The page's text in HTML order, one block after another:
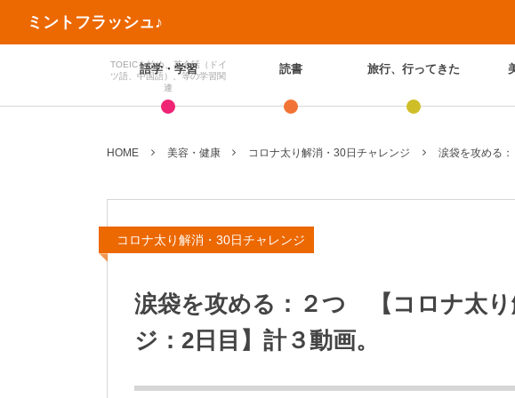
ミントフラッシュ♪
語学・学習
TOEICを始め、英会話（ドイ
ツ語、中国語）、等の学習関
連
読書 旅行、行ってきた
HOME 美容・健康 コロナ太り解消・30日チャレンジ 涙袋を攻める
コロナ太り解消・30日チャレンジ
涙袋を攻める：２つ 【コロナ太り
ジ：2日目】計３動画。